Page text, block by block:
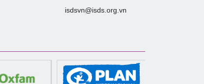
isdsvn@isds.org.vn